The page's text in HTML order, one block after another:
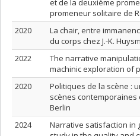
et de la deuxième
promeneur solitaire de
2020
La chair, entre
du corps chez J.-K.
2022
The narrative
machinic exploration of
2020
Politiques de la scène :
scènes
Berlin
2024
Narrative satisfaction in